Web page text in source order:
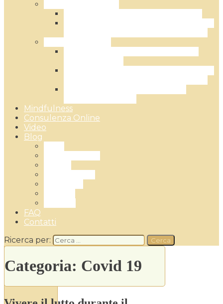
Mindfulness
Consulenza Online
Video
Blog
FAQ
Contatti
Ricerca per:
Categoria: Covid 19